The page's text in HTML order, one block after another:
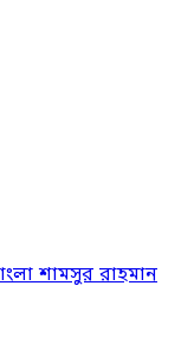
শামসুর রাহমান